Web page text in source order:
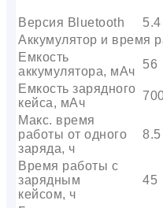
Версия Bluetooth
5.4
Аккумулятор и время
Емкость
аккумулятора, мАч
56
Емкость зарядного
кейса, мАч
Макс. время
работы от одного
заряда, ч
8.5
Время работы с
зарядным
кейсом, ч
45